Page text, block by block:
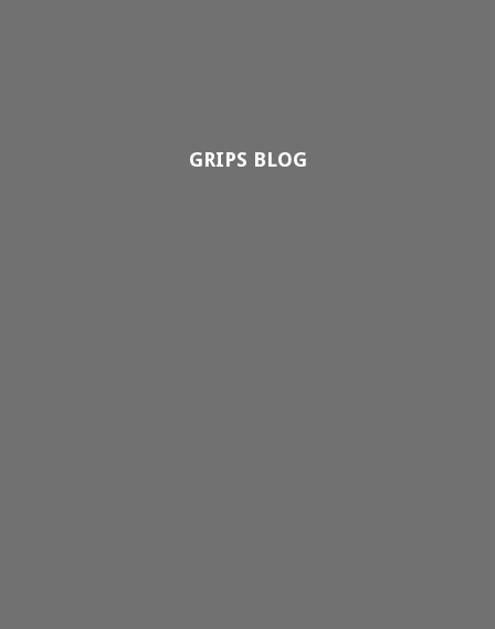
GRIPS BLOG